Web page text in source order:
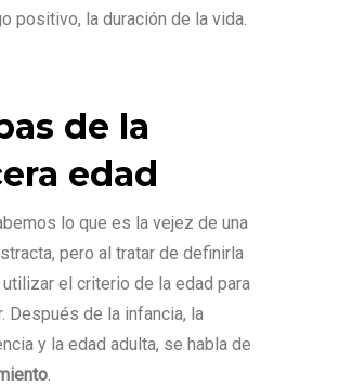
positivo, la duración de la vida.
de la
edad
lo que es la vejez de una
pero al tratar de definirla
el criterio de la edad para
Después de la infancia, la
y la edad adulta, se habla de
.